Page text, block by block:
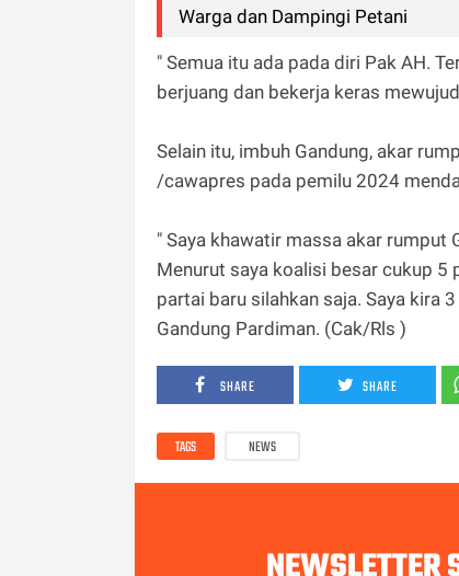
Warga dan Dampingi Petani
" Semua itu ada pada diri Pak AH.
berjuang dan bekerja keras
Selain itu, imbuh Gandung, akar
/cawapres pada pemilu 2024
" Saya khawatir massa akar rumput
Menurut saya koalisi besar cukup
partai baru silahkan saja. Saya kira
Gandung Pardiman. (Cak/Rls )
SHARE SHARE
TAGS NEWS